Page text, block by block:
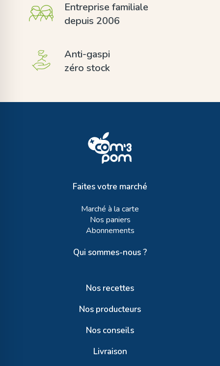
Entreprise familiale
depuis 2006
Anti-gaspi
zéro stock
Faites votre marché
Marché à la carte
Nos paniers
Abonnements
Qui sommes-nous ?
Nos recettes
Nos producteurs
Nos conseils
Livraison